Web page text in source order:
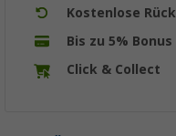
Kostenlose
Bis zu 5%
Click & Collect